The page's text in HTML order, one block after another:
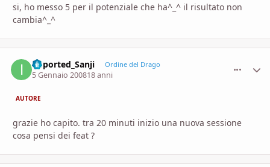
si, ho messo 5 per il potenziale che ha^_^ il risultato non
cambia^_^
imported_Sanji Ordine del Drago
5 Gennaio 200818 anni
AUTORE
grazie ho capito. tra 20 minuti inizio una nuova sessione
cosa pensi dei feat ?